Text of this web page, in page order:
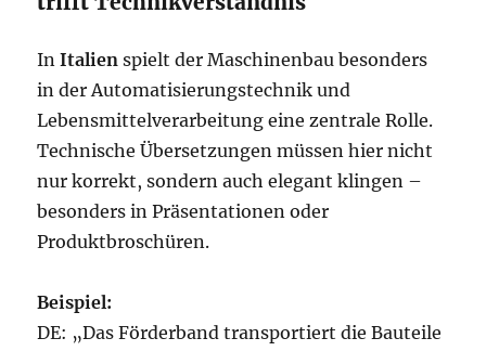
InItalien spielt der Maschinenbau besonders
in der Automatisierungstechnik und
Lebensmittelverarbeitung eine zentrale Rolle.
Technische Übersetzungen müssen hier nicht
nur korrekt, sondern auch elegant klingen –
besonders in Präsentationen oder
Produktbroschüren.
Beispiel:
DE: „Das Förderband transportiert die Bauteile